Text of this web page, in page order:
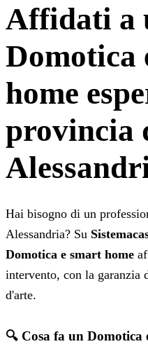
Affidati a
Domotica
home
provincia
Hai bisogno di un
Alessandria? Su
Domotica e smart home
intervento, con la garanzia
d'arte.
🔍 Cosa fa un Domotica